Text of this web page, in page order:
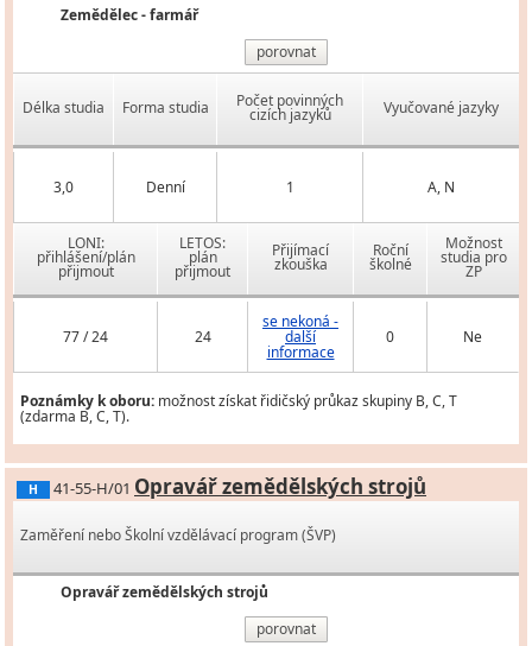
Zemědělec - farmář
porovnat
Délka studia Forma studia Počet povinných
cizích jazyků Vyučované jazyky
3,0 Denní 1 A, N
LONI:
přihlášení/plán
přijmout
LETOS:
plán
přijmout
Přijímací
zkouška
Roční
školné
Možnost
studia pro
ZP
77 / 24 24
se nekoná -
další
informace
0 Ne
Poznámky k oboru: možnost získat řidičský průkaz skupiny B, C, T
(zdarma B, C, T).
H 41-55-H/01 Opravář zemědělských strojů
Zaměření nebo Školní vzdělávací program (ŠVP)
Opravář zemědělských strojů
porovnat